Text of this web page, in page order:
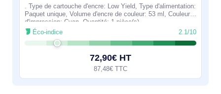
. Type de cartouche d'encre: Low Yield, Type d'alimentation:
Paquet unique, Volume d'encre de couleur: 53 ml, Couleurs
d'impression: Cyan, Quantité: 1 pièce(s)
Éco-indice
2.1/10
72,90€ HT
87,48€ TTC